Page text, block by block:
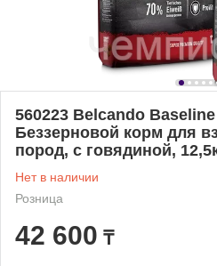
560223 Belcando
Беззерновой корм для
пород, с говядиной,
Нет в наличии
Розница
42 600 ₸